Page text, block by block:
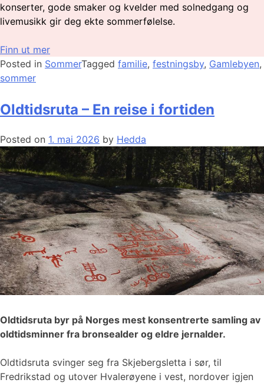
konserter, gode smaker og kvelder med solnedgang og
livemusikk gir deg ekte sommerfølelse.
Finn ut mer
Posted in SommerTagged familie, festningsby, Gamlebyen,
sommer
Oldtidsruta – En reise i fortiden
Posted on 1. mai 2026 by Hedda
Oldtidsruta byr på Norges mest konsentrerte samling av
oldtidsminner fra bronsealder og eldre jernalder.
Oldtidsruta svinger seg fra Skjebergsletta i sør, til
Fredrikstad og utover Hvalerøyene i vest, nordover igjen